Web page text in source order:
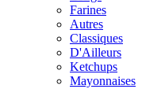
Farines
Autres
Classiques
D'Ailleurs
Ketchups
Mayonnaises